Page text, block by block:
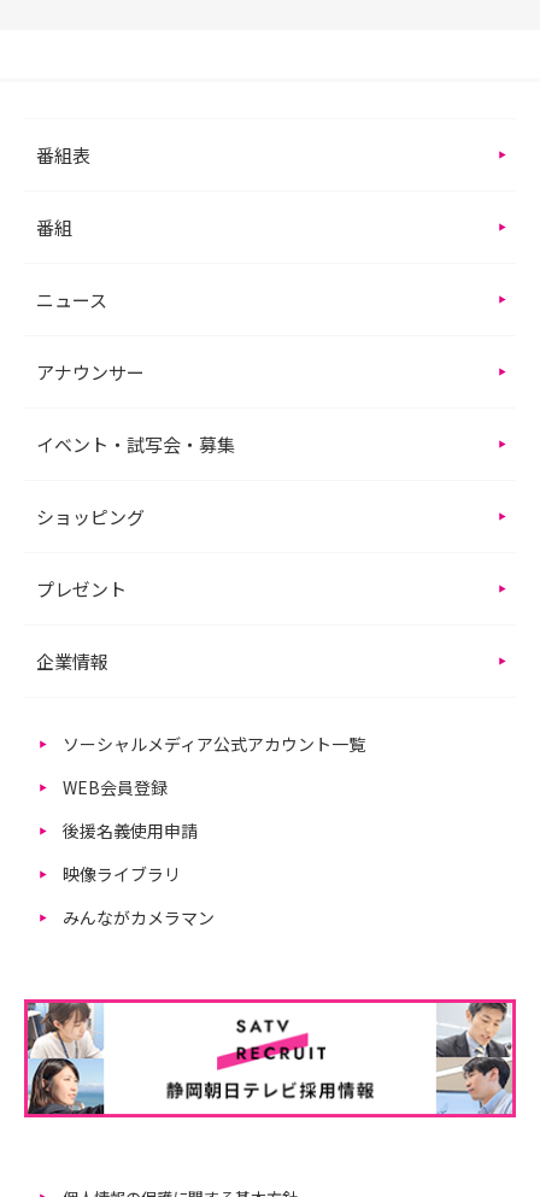
番組表
番組
ニュース
アナウンサー
イベント・試写会・募集
ショッピング
プレゼント
企業情報
ソーシャルメディア公式アカウント一覧
WEB会員登録
後援名義使用申請
映像ライブラリ
みんながカメラマン